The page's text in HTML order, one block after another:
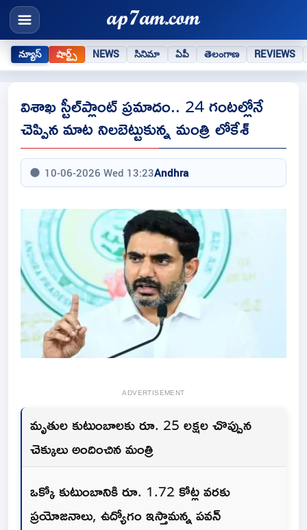
న్యూస్ షార్ట్స్ NEWS సినిమా ఏపీ తెలంగాణ REVIEWS
విశాఖ స్టీల్‌ప్లాంట్ ప్రమాదం.. 24 గంటల్లోనే
చెప్పిన మాట నిలబెట్టుకున్న మంత్రి లోకేశ్‌
10-06-2026 Wed 13:23Andhra
ADVERTISEMENT
మృతుల కుటుంబాలకు రూ. 25 లక్షల చొప్పున
చెక్కులు అందించిన మంత్రి
ఒక్కో కుటుంబానికి రూ. 1.72 కోట్ల వరకు
ప్రయోజనాలు, ఉద్యోగం ఇస్తామన్న పవన్